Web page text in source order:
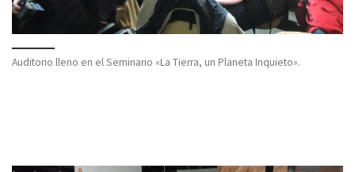
Auditorio lleno en el Seminario «La Tierra, un Planeta Inquieto».